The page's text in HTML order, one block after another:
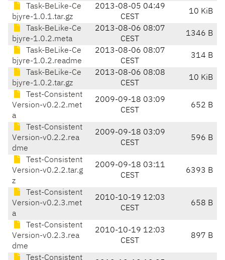
Task-BeLike-Ce
bjyre-1.0.1.tar.gz
2013-08-05 04:49
CEST
10 KiB
Task-BeLike-Ce
bjyre-1.0.2.meta
2013-08-06 08:07
CEST
1346 B
Task-BeLike-Ce
bjyre-1.0.2.readme
2013-08-06 08:07
CEST
314 B
Task-BeLike-Ce
bjyre-1.0.2.tar.gz
2013-08-06 08:08
CEST
10 KiB
Test-Consistent
Version-v0.2.2.met
a
2009-09-18 03:09
CEST
652 B
Test-Consistent
Version-v0.2.2.rea
dme
2009-09-18 03:09
CEST
596 B
Test-Consistent
Version-v0.2.2.tar.g
z
2009-09-18 03:11
CEST
6393 B
Test-Consistent
Version-v0.2.3.met
a
2010-10-19 12:03
CEST
658 B
Test-Consistent
Version-v0.2.3.rea
dme
2010-10-19 12:03
CEST
897 B
Test-Consistent